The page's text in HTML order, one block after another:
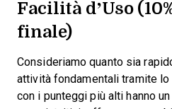
Facilità d’Uso
finale)
Consideriamo quanto sia
attività fondamentali tramite
con i punteggi più alti hanno